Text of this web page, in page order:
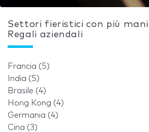
Settori fieristici con più
Regali aziendali
Francia (5)
India (5)
Brasile (4)
Hong Kong (4)
Germania (4)
Cina (3)